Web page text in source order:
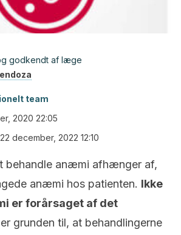
godkendt af læge
team
2020 22:05
22 december, 2022 12:10
behandle anæmi afhænger af,
anæmi hos patienten. Ikke
er forårsaget af det
grunden til, at behandlingerne